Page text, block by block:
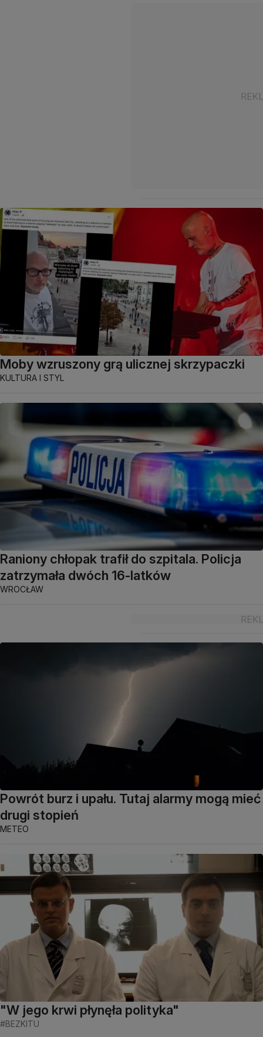
Moby wzruszony grą ulicznej skrzypaczki
KULTURA I STYL
Raniony chłopak trafił do szpitala. Policja
zatrzymała dwóch 16-latków
WROCŁAW
Powrót burz i upału. Tutaj alarmy mogą mieć
drugi stopień
METEO
"W jego krwi płynęła polityka"
#BEZKITU